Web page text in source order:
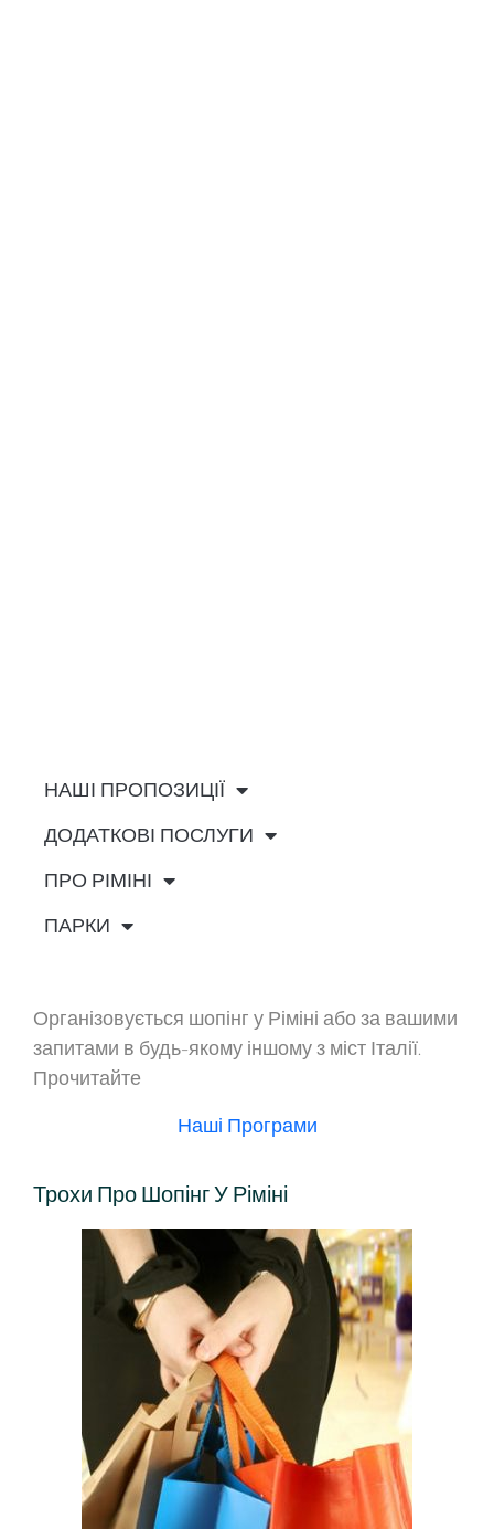
Організовується шопінг у Ріміні або за вашими
запитами в будь-якому іншому з міст Італії.
Прочитайте
Наші Програми
Трохи Про Шопінг У Ріміні
НАШІ ПРОПОЗИЦІЇ
ДОДАТКОВІ ПОСЛУГИ
ПРО РІМІНІ
ПАРКИ